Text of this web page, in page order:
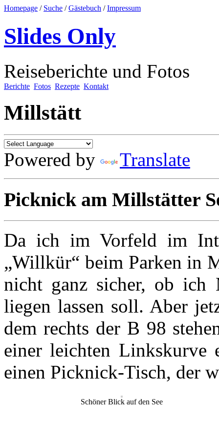
Homepage / Suche /Gästebuch /Impressum
Slides Only
Reiseberichte und Fotos
Berichte Fotos Rezepte Kontakt
Millstätt
Powered by Translate
Picknick am Millstätter
Da ich im Vorfeld im
„Willkür“ beim Parken in
nicht ganz sicher, ob
liegen lassen soll. Aber
dem rechts der B 98
einer leichten Linkskurve
einen Picknick-Tisch, der
Schöner Blick auf den See